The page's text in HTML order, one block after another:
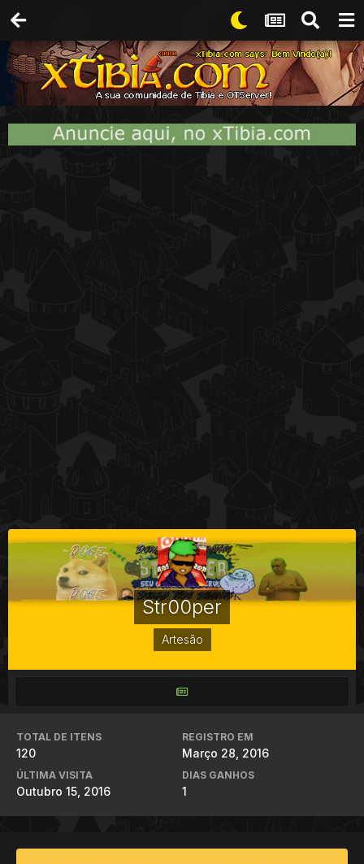
Str00per
Artesão
TOTAL DE ITENS
120
REGISTRO EM
Março 28, 2016
ÚLTIMA VISITA
Outubro 15, 2016
DIAS GANHOS
1